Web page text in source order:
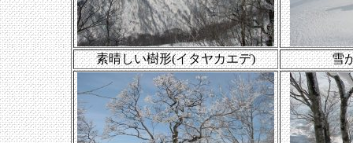
素晴しい樹形(イタヤカエデ) 雪